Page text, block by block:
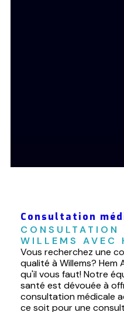
Consultation
WILLEMS AVEC
Vous recherchez une
qualité à Willems?
qu'il vous faut! Notre
santé est dévouée à
consultation médicale
ce soit pour une